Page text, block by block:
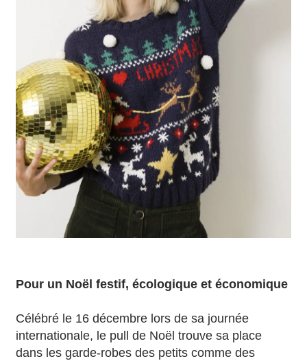
Pour un Noël festif, écologique et économique
Célébré le 16 décembre lors de sa journée
internationale, le pull de Noël trouve sa place
dans les garde-robes des petits comme des